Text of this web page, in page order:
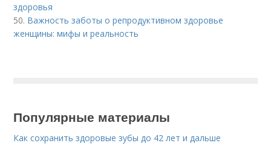
здоровья
50. Важность заботы о репродуктивном здоровье
женщины: мифы и реальность
Популярные материалы
Как сохранить здоровые зубы до 42 лет и дальше